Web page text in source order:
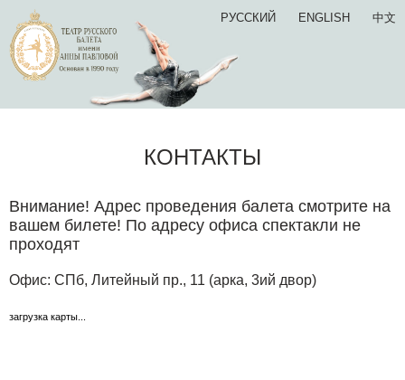
РУССКИЙ ENGLISH 中文
КОНТАКТЫ
Внимание! Адрес проведения балета смотрите на
вашем билете! По адресу офиса спектакли не
проходят
Офис: СПб, Литейный пр., 11 (арка, 3ий двор)
загрузка карты...